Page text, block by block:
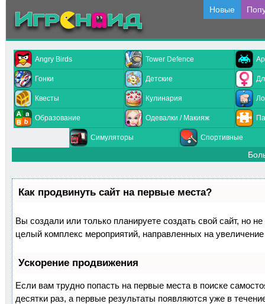
Новые
Angry Birds Tower Defence
Гонки Детские
Квесты Кулинария
Образование Одевалки / Макияж
Симуляторы Спортивные
Как продвинуть сайт на первые места?
Вы создали или только планируете создать свой сайт, но
целый комплекс мероприятий, направленных на
Ускорение продвижения
Если вам трудно попасть на первые места в поиске
десятки раз, а первые результаты появляются уже в